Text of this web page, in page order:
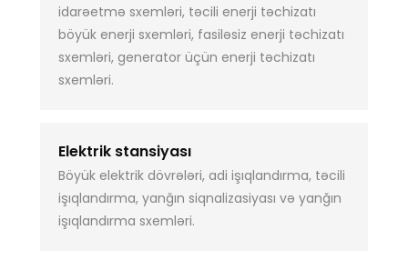
idarəetmə sxemləri, təcili enerji təchizatı
böyük enerji sxemləri, fasiləsiz enerji təchizatı
sxemləri, generator üçün enerji təchizatı
sxemləri.
Elektrik stansiyası
Böyük elektrik dövrələri, adi işıqlandırma, təcili
işıqlandırma, yanğın siqnalizasiyası və yanğın
işıqlandırma sxemləri.